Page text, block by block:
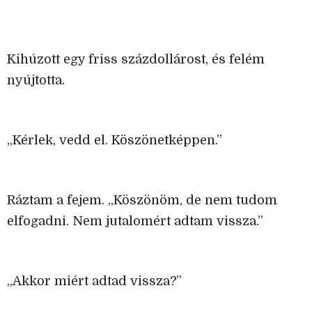
Kihúzott egy friss százdollárost, és felém
nyújtotta.
„Kérlek, vedd el. Köszönetképpen.”
Ráztam a fejem. „Köszönöm, de nem tudom
elfogadni. Nem jutalomért adtam vissza.”
„Akkor miért adtad vissza?”